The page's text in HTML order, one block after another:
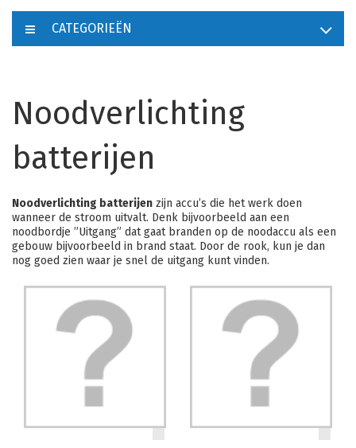
CATEGORIEËN
Noodverlichting
batterijen
Noodverlichting batterijen zijn accu’s die het werk doen
wanneer de stroom uitvalt. Denk bijvoorbeeld aan een
noodbordje ”Uitgang” dat gaat branden op de noodaccu als een
gebouw bijvoorbeeld in brand staat. Door de rook, kun je dan
nog goed zien waar je snel de uitgang kunt vinden.